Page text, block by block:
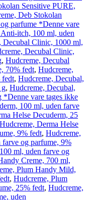
Sensitive PURE,
Deb Stokolan
parfume *Denne vare
itch, 100 ml, uden
Decubal Clinic, 1000 ml,
Decubal Clinic,
, Hudcreme, Decubal
70% fedt, Hudcreme,
fedt, Hudcreme, Decubal,
g, Hudcreme, Decubal,
*Denne vare tages ikke
100 ml, uden farve
Helse Decuderm, 25
Hudcreme, Derma Helse
9% fedt, Hudcreme,
farve og parfume, 9%
ml, uden farve og
Creme, 700 ml,
Plum Handy Mild,
, Hudcreme, Plum
25% fedt, Hudcreme,
uden